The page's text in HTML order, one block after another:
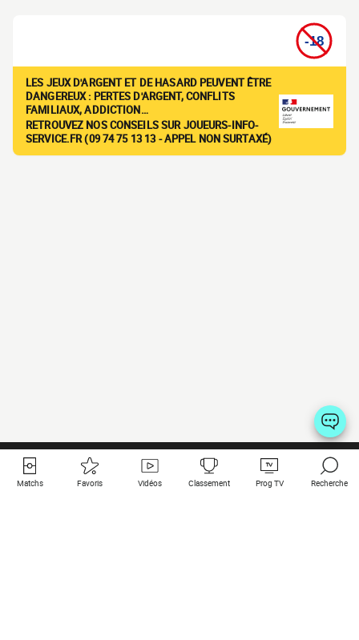
LES JEUX D'ARGENT ET DE HASARD PEUVENT ÊTRE
DANGEREUX : PERTES D'ARGENT, CONFLITS
FAMILIAUX, ADDICTION…
RETROUVEZ NOS CONSEILS SUR JOUEURS-INFO-
SERVICE.FR (09 74 75 13 13 - APPEL NON SURTAXÉ)
Matchs Favoris Vidéos Classement Prog TV Recherche